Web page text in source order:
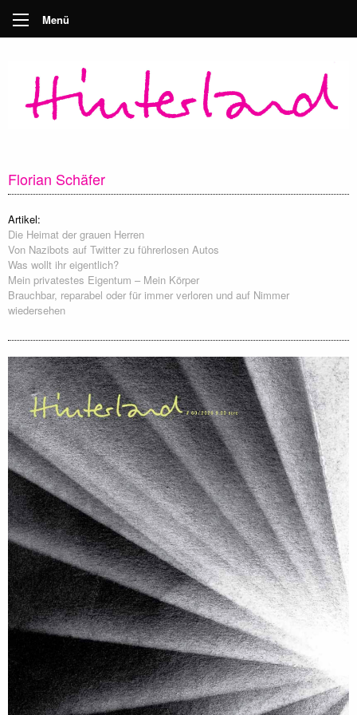
Menü
Florian Schäfer
Artikel:
Die Heimat der grauen Herren
Von Nazibots auf Twitter zu führerlosen Autos
Was wollt ihr eigentlich?
Mein privatestes Eigentum – Mein Körper
Brauchbar, reparabel oder für immer verloren und auf Nimmer
wiedersehen